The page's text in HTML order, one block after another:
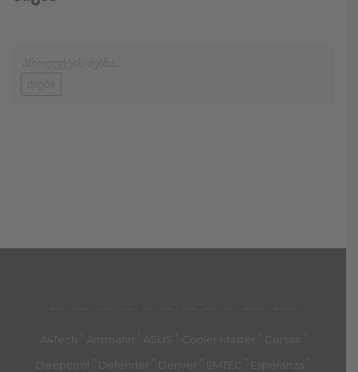
მთავარი კალათა
A4Tech ' Ansmann ' ASUS ' Cooler Master ' Corsair '
Deepcool ' Defender ' Denver ' EMTEC ' Esperanza '